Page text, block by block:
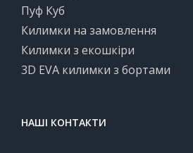
Пуф Куб
Килимки на замовлення
Килимки з екошкіри
3D EVA килимки з бортами
НАШІ КОНТАКТИ